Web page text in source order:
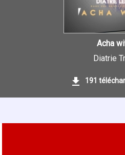
Acha
Diatrie
191